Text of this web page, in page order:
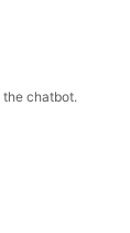
the chatbot.